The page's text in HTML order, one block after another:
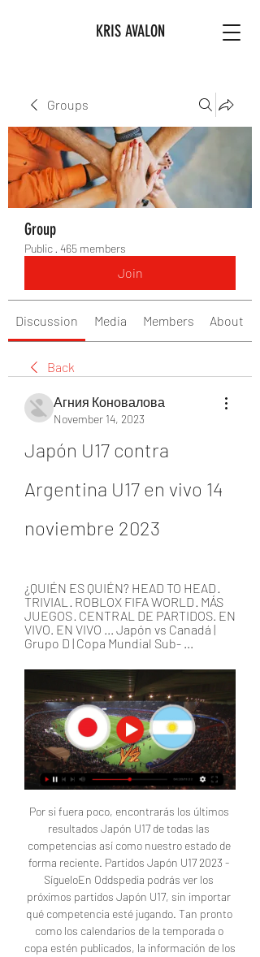
KRIS AVALON
Groups
Group
Public · 465 members
Join
Discussion Media Members About
Back
Агния Коновалова
November 14, 2023
Japón U17 contra
Argentina U17 en vivo 14
noviembre 2023
¿QUIÉN ES QUIÉN? HEAD TO HEAD ·
TRIVIAL · ROBLOX FIFA WORLD · MÁS
JUEGOS · CENTRAL DE PARTIDOS. EN
VIVO. EN VIVO ... Japón vs Canadá |
Grupo D | Copa Mundial Sub- ...
Por si fuera poco, encontrarás los últimos
resultados Japón U17 de todas las
competencias así como nuestro estado de
forma reciente. Partidos Japón U17 2023 -
SígueloEn Oddspedia podrás ver los
próximos partidos Japón U17, sin importar
qué competencia esté jugando. Tan pronto
como los calendarios de la temporada o
copa estén publicados, la información de los